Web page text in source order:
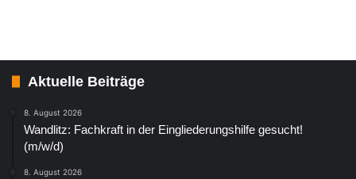
Aktuelle Beiträge
8. August 2026
Wandlitz: Fachkraft in der Eingliederungshilfe gesucht!
(m/w/d)
8. August 2026